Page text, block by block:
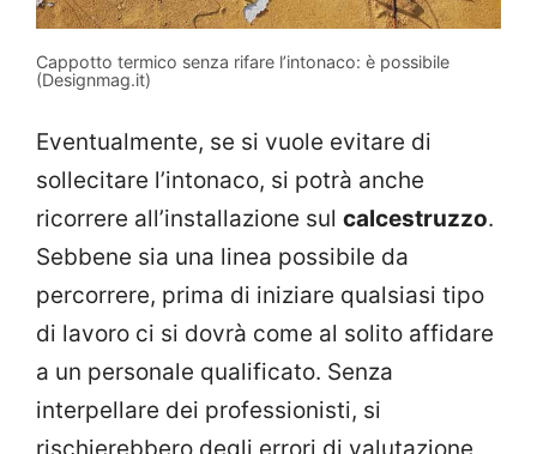
Cappotto termico senza rifare l’intonaco: è possibile
(Designmag.it)
Eventualmente, se si vuole evitare di
sollecitare l’intonaco, si potrà anche
ricorrere all’installazione sul calcestruzzo.
Sebbene sia una linea possibile da
percorrere, prima di iniziare qualsiasi tipo
di lavoro ci si dovrà come al solito affidare
a un personale qualificato. Senza
interpellare dei professionisti, si
rischierebbero degli errori di valutazione